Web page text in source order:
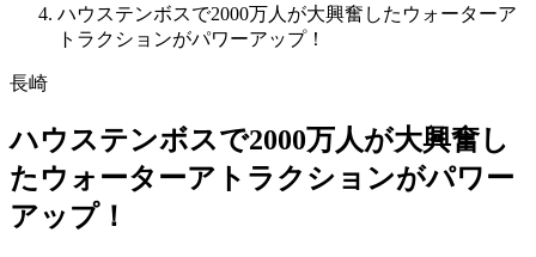
ハウステンボスで2000万人が大興奮したウォーターア
トラクションがパワーアップ！
長崎
ハウステンボスで2000万人が大興奮し
たウォーターアトラクションがパワー
アップ！